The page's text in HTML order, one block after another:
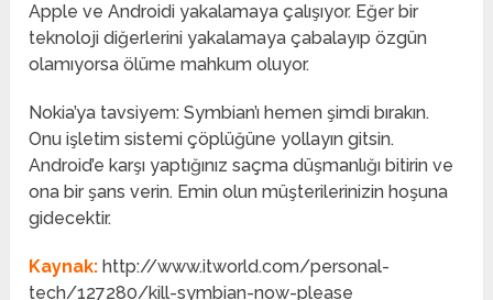
Apple ve Androidi yakalamaya çalışıyor. Eğer bir
teknoloji diğerlerini yakalamaya çabalayıp özgün
olamıyorsa ölüme mahkum oluyor.
Nokia’ya tavsiyem: Symbian’ı hemen şimdi bırakın.
Onu işletim sistemi çöplüğüne yollayın gitsin.
Android’e karşı yaptığınız saçma düşmanlığı bitirin ve
ona bir şans verin. Emin olun müşterilerinizin hoşuna
gidecektir.
Kaynak: http://www.itworld.com/personal-
tech/127280/kill-symbian-now-please